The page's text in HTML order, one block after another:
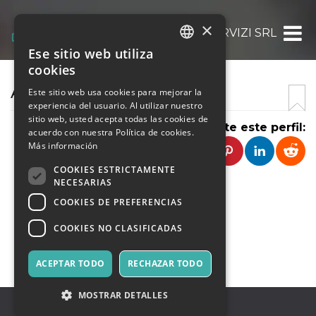
ASCOM SERVIZI SRL
CONTACTO
ASCOM SERVIZI SRL
Comparte este perfil:
SPANISH
×
Ese sitio web utiliza
cookies
Este sitio web usa cookies para mejorar la
experiencia del usuario. Al utilizar nuestro
sitio web, usted acepta todas las cookies de
acuerdo con nuestra Política de cookies.
Más información
COOKIES ESTRICTAMENTE
NECESARIAS
COOKIES DE PREFERENCIAS
COOKIES NO CLASIFICADAS
ACEPTAR TODO RECHAZAR TODO
MOSTRAR DETALLES